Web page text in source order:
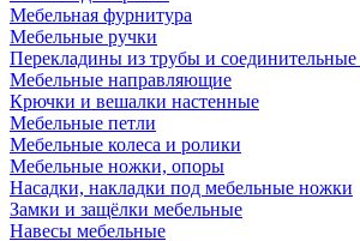
Мебельная фурнитура
Мебельные ручки
Перекладины из трубы и
Мебельные направляющие
Крючки и вешалки настенные
Мебельные петли
Мебельные колеса и ролики
Мебельные ножки, опоры
Насадки, накладки под мебельные ножки
Замки и защёлки мебельные
Навесы мебельные